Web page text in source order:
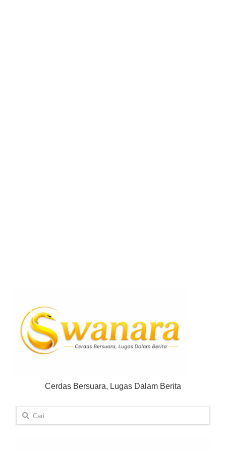
Cerdas Bersuara, Lugas Dalam Berita
Cari